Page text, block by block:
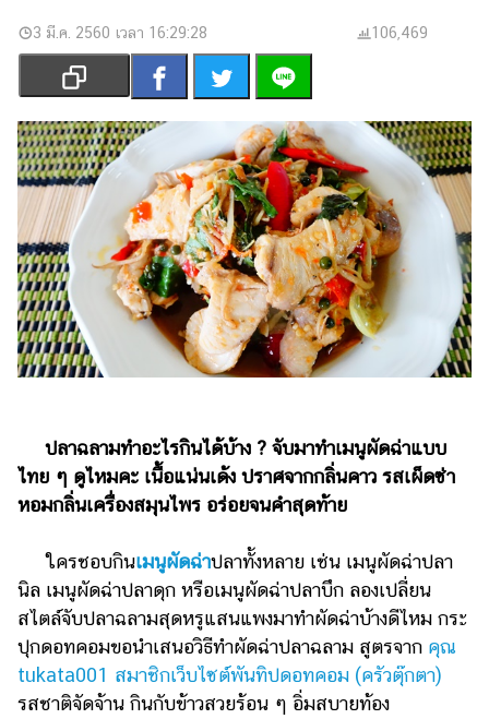
การ
เงิน
การ
ศึกษา
บันเทิง
รูปภาพ
ดู
หนัง
Music
Station
บันเทิง
เกาหลี
ไลฟ์
ไตล์
ดูด
วง
ผู้
หญิง
3 มี.ค. 2560 เวลา 16:29:28 106,469
ปลาฉลามทำอะไรกินได้บ้าง ? จับมาทำเมนูผัดฉ่าแบบ
ไทย ๆ ดูไหมคะ เนื้อแน่นเด้ง ปราศจากกลิ่นคาว รสเผ็ดซ่า
หอมกลิ่นเครื่องสมุนไพร อร่อยจนคำสุดท้าย
ใครชอบกินเมนูผัดฉ่าปลาทั้งหลาย เช่น เมนูผัดฉ่าปลา
นิล เมนูผัดฉ่าปลาดุก หรือเมนูผัดฉ่าปลาบึก ลองเปลี่ยน
สไตล์จับปลาฉลามสุดหรูแสนแพงมาทำผัดฉ่าบ้างดีไหม กระ
ปุกดอทคอมขอนำเสนอวิธีทำผัดฉ่าปลาฉลาม สูตรจาก คุณ
tukata001 สมาชิกเว็บไซต์พันทิปดอทคอม (ครัวตุ๊กตา)
รสชาติจัดจ้าน กินกับข้าวสวยร้อน ๆ อิ่มสบายท้อง